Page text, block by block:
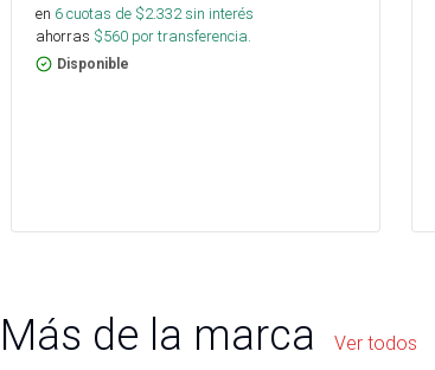
en 6cuotas de $2.332sin interés
ahorras $560 por transferencia.
Disponible
Más de la marca Ver todos